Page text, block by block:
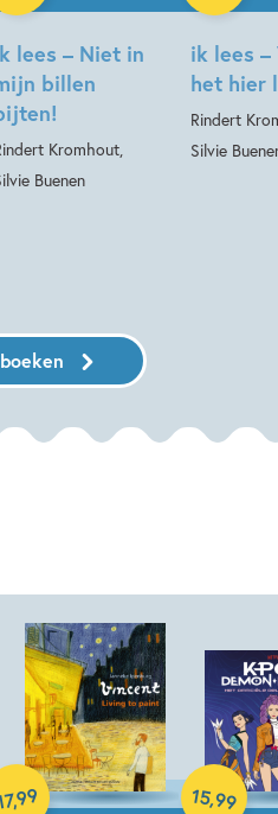
lees – Niet in
billen
Kromhout,
Buenen
ik lees
het hier
Rindert
Silvie
,99
Hardcover 15,99
Paperback